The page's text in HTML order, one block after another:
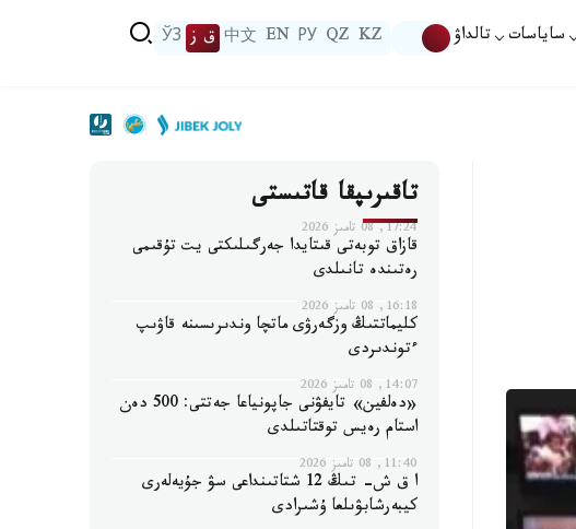
ساياسات تالداۋ KZ
QZ
РУ
EN
中文 ق ز ЎЗ
تاقىرىپقا قاتىستى
17:24, 08 تامىز 2026
قازاق توبەتى قىتايدا جەرگىلىكتى يت تۇقىمى
رەتىندە تانىلدى
16:18, 08 تامىز 2026
كليماتتىڭ وزگەرۋى ماتچا وندىرىسىنە قاۋىپ
ءتوندىردى
14:07, 08 تامىز 2026
«دەلفين» تايفۋنى جاپونياعا جەتتى: 500 دەن
استام رەيس توقتاتىلدى
11:40, 08 تامىز 2026
ا ق ش- تىڭ 12 شتاتىنداعى سۋ جۇيەلەرى
كيبەرشابۋىلعا ۇشىرادى